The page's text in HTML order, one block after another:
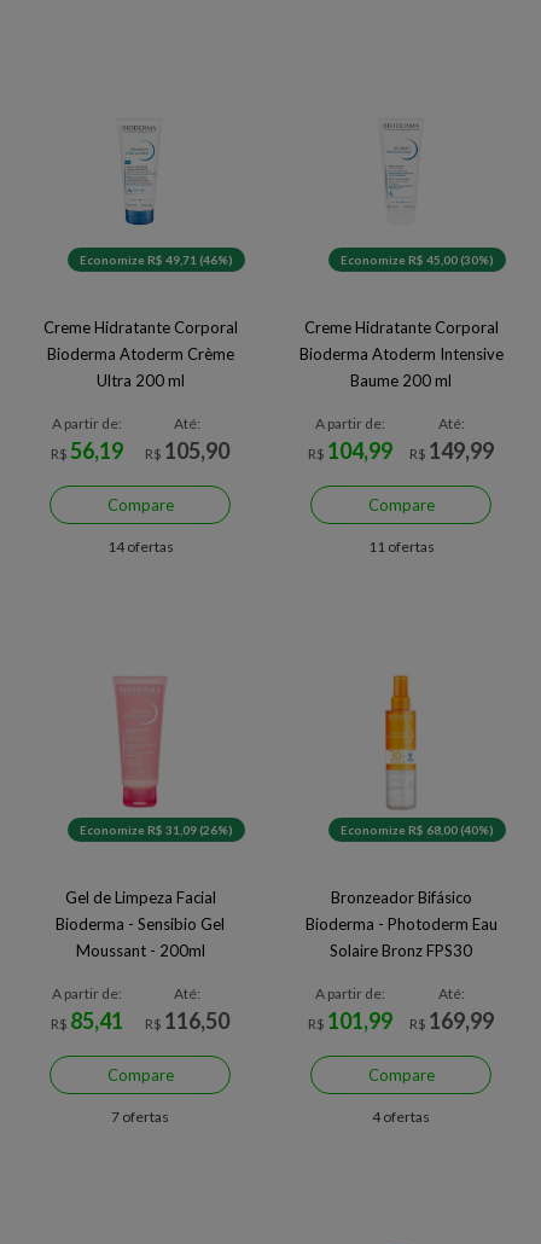
Economize R$ 49,71 (46%)
Creme Hidratante Corporal
Bioderma Atoderm Crème
Ultra 200 ml
A partir de:
R$ 56,19
Até:
R$ 105,90
Compare
14 ofertas
Economize R$ 45,00 (30%)
Creme Hidratante Corporal
Bioderma Atoderm Intensive
Baume 200 ml
A partir de:
R$ 104,99
Até:
R$ 149,99
Compare
11 ofertas
Economize R$ 31,09 (26%)
Gel de Limpeza Facial
Bioderma - Sensibio Gel
Moussant - 200ml
A partir de:
R$ 85,41
Até:
R$ 116,50
Compare
7 ofertas
Economize R$ 68,00 (40%)
Bronzeador Bifásico
Bioderma - Photoderm Eau
Solaire Bronz FPS30
A partir de:
R$ 101,99
Até:
R$ 169,99
Compare
4 ofertas